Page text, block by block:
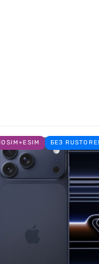
мы разработали
процессорах
БЕЗ RUSTORE!